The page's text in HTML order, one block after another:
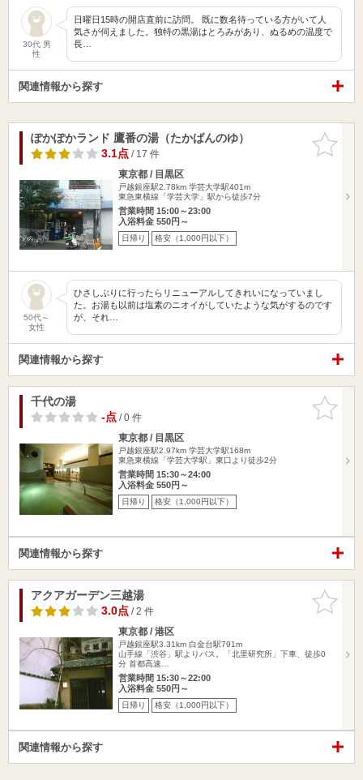
30代 男
性
日曜日15時の開店直前に訪問。 既に数名待っている方がいて人
気さが伺えました。独特の黒湯はとろみがあり、ぬるめの温度で
長…
関連情報から探す
お気に入
りに追加
ぽかぽかランド 鷹番の湯（たかばんのゆ）
3.1点/ 17 件
東京都 / 目黒区
戸越銀座駅2.78km 学芸大学駅401m
東急東横線「学芸大学」駅から徒歩7分
営業時間 15:00～23:00
入浴料金 550円～
日帰り 格安（1,000円以下）
50代～
女性
ひさしぶりに行ったらリニューアルしてきれいになっていまし
た。お湯も以前は塩素のニオイがしていたような気がするのです
が、それ…
関連情報から探す
お気に入
りに追加
千代の湯
-点/ 0 件
東京都 / 目黒区
戸越銀座駅2.97km 学芸大学駅168m
東急東横線「学芸大学駅」東口より徒歩2分
営業時間 15:30～24:00
入浴料金 550円～
日帰り 格安（1,000円以下）
関連情報から探す
お気に入
りに追加
アクアガーデン三越湯
3.0点/ 2 件
東京都 / 港区
戸越銀座駅3.31km 白金台駅791m
山手線「渋谷」駅よりバス。「北里研究所」下車、徒歩0
分 首都高速…
営業時間 15:30～22:00
入浴料金 550円～
日帰り 格安（1,000円以下）
関連情報から探す